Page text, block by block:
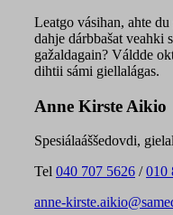
Leatgo vásihan, ahte
dahje dárbbašat veahki
gažaldagain? Váldde
dihtii sámi giellalágas.
Anne Kirste Aikio
Spesiálaáššedovdi,
Tel 040 707 5626 /010
anne-